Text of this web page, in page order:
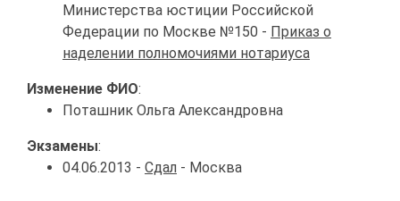
Министерства юстиции Российской
Федерации по Москве №150 - Приказ о
наделении полномочиями нотариуса
Изменение ФИО:
Поташник Ольга Александровна
Экзамены:
04.06.2013 - Сдал - Москва